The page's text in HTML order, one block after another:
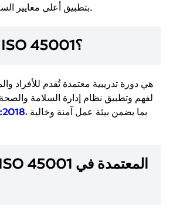
بتطبيق أعلى معايير السلامة في بيئات العمل.
ما هي دورة ISO 45001؟
هي دورة تدريبية معتمدة تُقدم للأفراد
لفهم وتطبيق نظام إدارة السلامة والصحة
، بما يضمن بيئة عمل آمنة وخالية